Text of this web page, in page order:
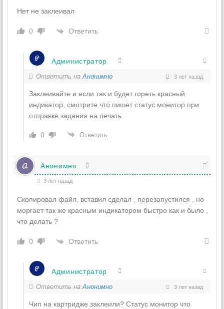
Нет не заклеивал
0 Ответить
Администратор
Ответить на Анонимно 3 лет назад
Заклеивайте и если так и будет гореть красный
индикатор, смотрите что пишет статус монитор при
отправке задания на печать
0 Ответить
Анонимно
3 лет назад
Скопировал файл, вставил сделал , перезапустился , но
моргает так же красным индикатором быстро как и было ,
что делать ?
0 Ответить
Администратор
Ответить на Анонимно 3 лет назад
Чип на картридже заклеили? Статус монитор что